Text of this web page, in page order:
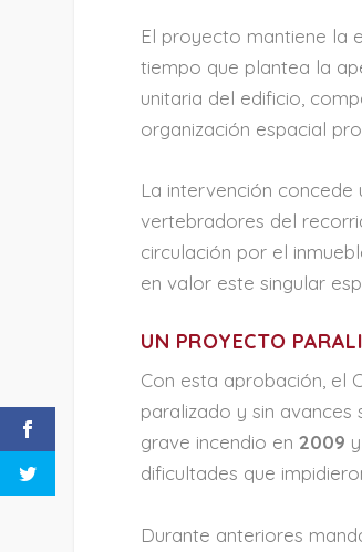
El proyecto mantiene la
tiempo que plantea la
unitaria del edificio,
organización espacial
La intervención
vertebradores del
circulación por el
en valor este singular
UN PROYECTO
Con esta aprobación, el
paralizado y sin
grave incendio en2009
dificultades que
Durante anteriores